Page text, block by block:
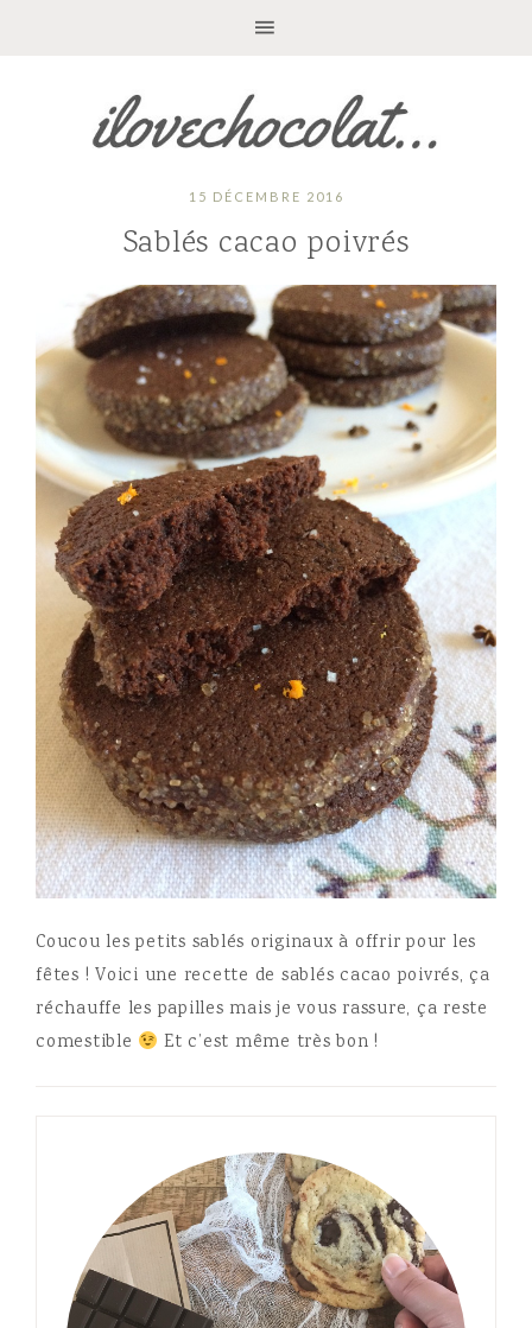
15 DÉCEMBRE 2016
Sablés cacao poivrés
Coucou les petits sablés originaux à offrir pour les
fêtes ! Voici une recette de sablés cacao poivrés, ça
réchauffe les papilles mais je vous rassure, ça reste
comestible
Et c’est même très bon !